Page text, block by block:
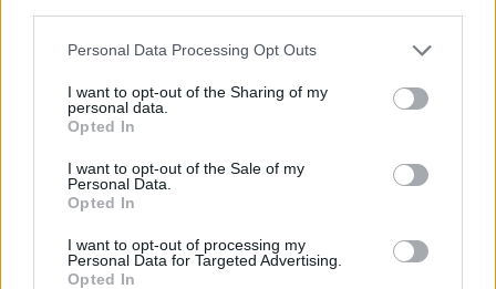
Please note that this website/app uses one or more Google
not limited to your visit or usage behaviour. You may click to
grant or deny consent to Google and its third-party tags to
use your data for below specified purposes in below Google
consent section.
Personal Data Processing Opt Outs
I want to opt-out of the Sharing of my
personal data.
Opted In
I want to opt-out of the Sale of my
Personal Data.
Opted In
I want to opt-out of processing my
Personal Data for Targeted Advertising.
Opted In
Paolo Pinna
Martina Agostina Diturco